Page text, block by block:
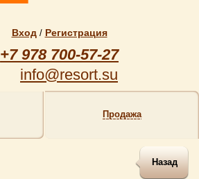
Вход/ Регистрация
+7 978 700-57-27
info@resort.su
Продажа
Назад